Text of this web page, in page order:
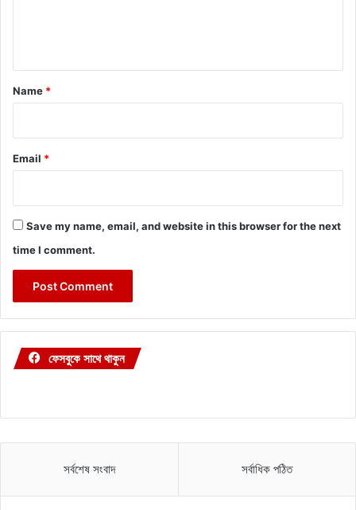
*
Name *
Email *
Save my name, email, and website in this browser for the next
time I comment.
ফেসবুকে সাথে থাকুন
সর্বশেষ সংবাদ সর্বাধিক পঠিত